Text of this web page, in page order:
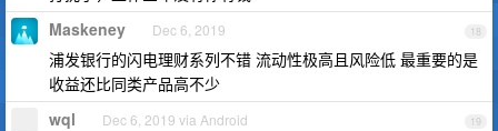
18
Maskeney Dec 6, 2019
浦发银行的闪电理财系列不错 流动性极高且风险低 最重要的是
收益还比同类产品高不少
19
wql Dec 6, 2019 via Android